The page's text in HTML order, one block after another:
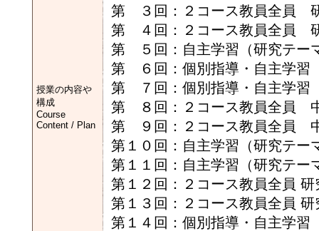
授業の内容や
構成
Course
Content / Plan
第 ３回：２コース教員全員
第 ４回：２コース教員全員
第 ５回：自主学習（研究テー
第 ６回：個別指導・自主学習
第 ７回：個別指導・自主学習
第 ８回：２コース教員全員
第 ９回：２コース教員全員
第１０回：自主学習（研究テー
第１１回：自主学習（研究テー
第１２回：２コース教員全員
第１３回：２コース教員全員
第１４回：個別指導・自主学習